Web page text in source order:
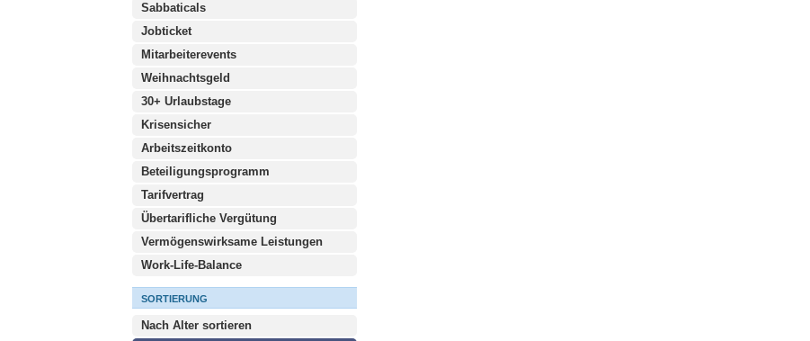
Sabbaticals
Jobticket
Mitarbeiterevents
Weihnachtsgeld
30+ Urlaubstage
Krisensicher
Arbeitszeitkonto
Beteiligungsprogramm
Tarifvertrag
Übertarifliche Vergütung
Vermögenswirksame Leistungen
Work-Life-Balance
SORTIERUNG
Nach Alter sortieren